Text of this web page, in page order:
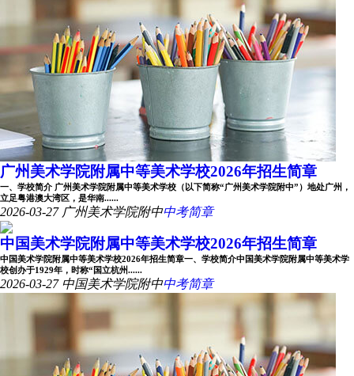
广州美术学院附属中等美术学校2026年招生简章
一、学校简介 广州美术学院附属中等美术学校（以下简称“广州美术学院附中”）地处广州，
立足粤港澳大湾区，是华南......
2026-03-27 广州美术学院附中中考简章
中国美术学院附属中等美术学校2026年招生简章
中国美术学院附属中等美术学校2026年招生简章一、学校简介中国美术学院附属中等美术学
校创办于1929年，时称“国立杭州......
2026-03-27 中国美术学院附中中考简章